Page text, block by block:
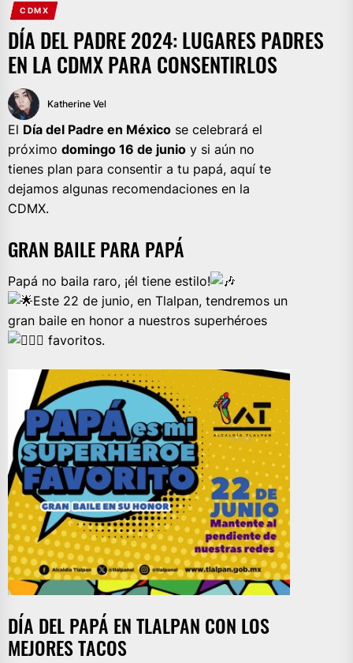
CDMX
DÍA DEL PADRE 2024: LUGARES PADRES
EN LA CDMX PARA CONSENTIRLOS
Katherine Vel
El Día del Padre en México se celebrará el
próximo domingo 16 de junio y si aún no
tienes plan para consentir a tu papá, aquí te
dejamos algunas recomendaciones en la
CDMX.
GRAN BAILE PARA PAPÁ
Papá no baila raro, ¡él tiene estilo!
Este 22 de junio, en Tlalpan, tendremos un
gran baile en honor a nuestros superhéroes
favoritos.
DÍA DEL PAPÁ EN TLALPAN CON LOS
MEJORES TACOS